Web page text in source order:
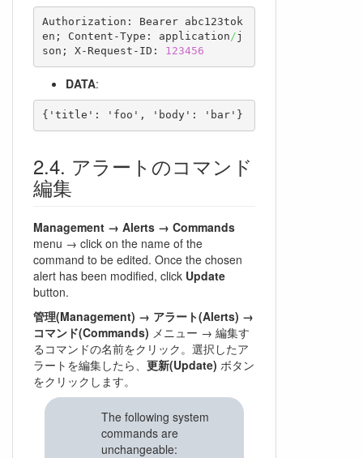
Authorization: Bearer abc123tok
en; Content-Type: application/j
son; X-Request-ID: 123456
DATA:
{'title': 'foo', 'body': 'bar'}
アラートのコマンド
編集
Management → Alerts → Commands
menu → click on the name of the
command to be edited. Once the chosen
alert has been modified, click Update
button.
管理(Management) → アラート(Alerts) →
コマンド(Commands) メニュー → 編集す
るコマンドの名前をクリック。選択したア
ラートを編集したら、 更新(Update) ボタン
をクリックします。
The following system
commands are
unchangeable: